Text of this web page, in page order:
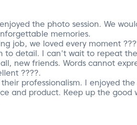
the photo session. We
memories.
job, we loved every moment
to detail. I can't wait to repeat
new friends. Words cannot
????.
professionalism. I enjoyed
and product. Keep up the good